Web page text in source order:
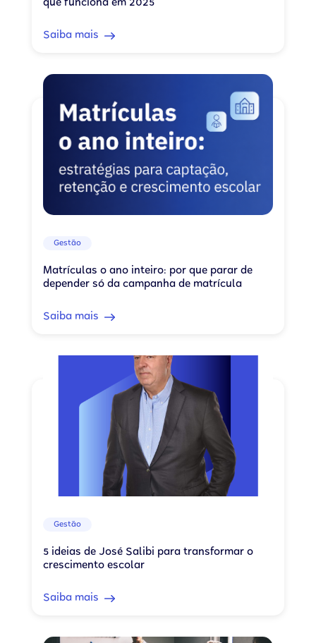
que funciona em 2025
Saiba mais
Gestão
Matrículas o ano inteiro: por que parar de
depender só da campanha de matrícula
Saiba mais
Gestão
5 ideias de José Salibi para transformar o
crescimento escolar
Saiba mais